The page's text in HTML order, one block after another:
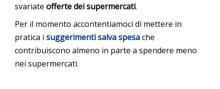
svariate offerte dei supermercati.
Per il momento accontentiamoci di mettere in
pratica i suggerimenti salva spesache
contribuiscono almeno in parte a spendere meno
nei supermercati.